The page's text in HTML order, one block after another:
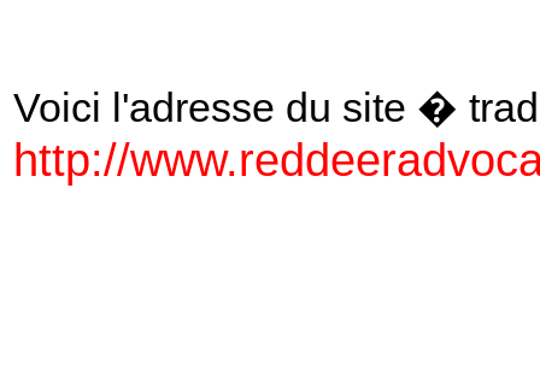
Voici l'adresse du site �
http://